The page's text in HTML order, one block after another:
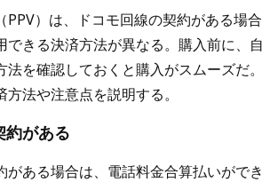
PPV）は、ドコモ回線の契約がある場合
できる決済方法が異なる。購入前に、自
を確認しておくと購入がスムーズだ。
法や注意点を説明する。
約がある
がある場合は、電話料金合算払いができ